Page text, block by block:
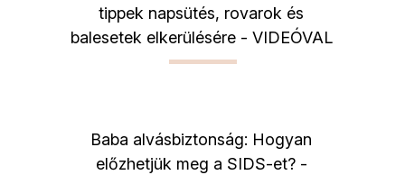
tippek napsütés, rovarok és
balesetek elkerülésére - VIDEÓVAL
Baba alvásbiztonság: Hogyan
előzhetjük meg a SIDS-et? -